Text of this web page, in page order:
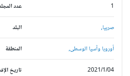
عدد المجلدات
البلد صربيا,
المنطقة أوروبا وآسيا الوسطى,
تاريخ 2021/1/04